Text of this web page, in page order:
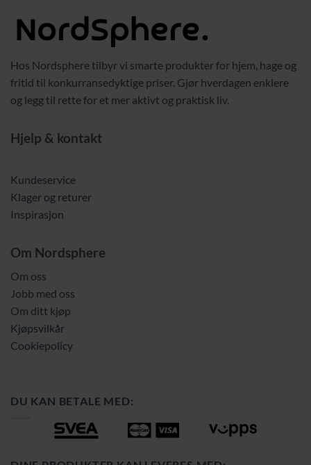
Hos Nordsphere tilbyr vi smarte produkter for hjem, hage og
fritid til konkurransedyktige priser. Gjør hverdagen enklere
og legg til rette for et mer aktivt og praktisk liv.
Hjelp & kontakt
Kundeservice
Klager og returer
Inspirasjon
Om Nordsphere
Om oss
Jobb med oss
Om ditt kjøp
Kjøpsvilkår
Cookiepolicy
DU KAN BETALE MED: